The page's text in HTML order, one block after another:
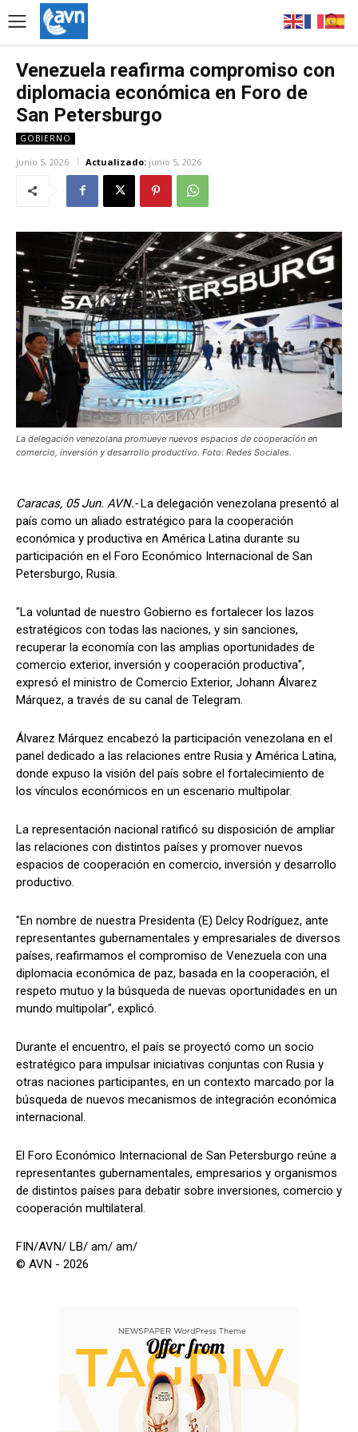
Venezuela reafirma compromiso con
diplomacia económica en Foro de
San Petersburgo
GOBIERNO
junio 5, 2026 Actualizado: junio 5, 2026
La delegación venezolana promueve nuevos espacios de cooperación en
comercio, inversión y desarrollo productivo. Foto: Redes Sociales.
Caracas, 05 Jun. AVN.-La delegación venezolana presentó al
país como un aliado estratégico para la cooperación
económica y productiva en América Latina durante su
participación en el Foro Económico Internacional de San
Petersburgo, Rusia.
"La voluntad de nuestro Gobierno es fortalecer los lazos
estratégicos con todas las naciones, y sin sanciones,
recuperar la economía con las amplias oportunidades de
comercio exterior, inversión y cooperación productiva",
expresó el ministro de Comercio Exterior, Johann Álvarez
Márquez, a través de su canal de Telegram.
Álvarez Márquez encabezó la participación venezolana en el
panel dedicado a las relaciones entre Rusia y América Latina,
donde expuso la visión del país sobre el fortalecimiento de
los vínculos económicos en un escenario multipolar.
La representación nacional ratificó su disposición de ampliar
las relaciones con distintos países y promover nuevos
espacios de cooperación en comercio, inversión y desarrollo
productivo.
"En nombre de nuestra Presidenta (E) Delcy Rodríguez, ante
representantes gubernamentales y empresariales de diversos
países, reafirmamos el compromiso de Venezuela con una
diplomacia económica de paz, basada en la cooperación, el
respeto mutuo y la búsqueda de nuevas oportunidades en un
mundo multipolar", explicó.
Durante el encuentro, el país se proyectó como un socio
estratégico para impulsar iniciativas conjuntas con Rusia y
otras naciones participantes, en un contexto marcado por la
búsqueda de nuevos mecanismos de integración económica
internacional.
El Foro Económico Internacional de San Petersburgo reúne a
representantes gubernamentales, empresarios y organismos
de distintos países para debatir sobre inversiones, comercio y
cooperación multilateral.
FIN/AVN/ LB/ am/ am/
© AVN - 2026